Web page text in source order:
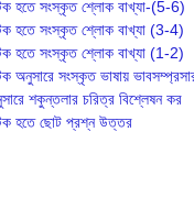
হতে সংস্কৃত শ্লোক বাখ্যা-(5-6)
হতে সংস্কৃত শ্লোক বাখ্যা (3-4)
হতে সংস্কৃত শ্লোক বাখ্যা (1-2)
অনুসারে সংস্কৃত ভাষায়
শকুন্তলার চরিত্র বিশ্লেষন কর
হতে ছোট প্রশ্ন উত্তর